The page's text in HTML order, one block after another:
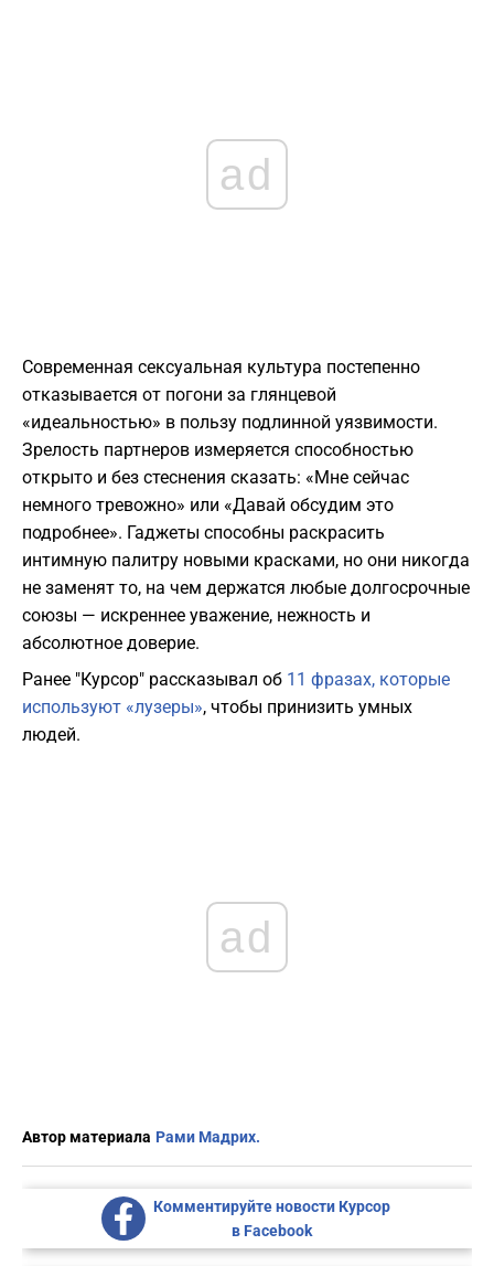
ad
Современная сексуальная культура постепенно
отказывается от погони за глянцевой
«идеальностью» в пользу подлинной уязвимости.
Зрелость партнеров измеряется способностью
открыто и без стеснения сказать: «Мне сейчас
немного тревожно» или «Давай обсудим это
подробнее». Гаджеты способны раскрасить
интимную палитру новыми красками, но они никогда
не заменят то, на чем держатся любые долгосрочные
союзы — искреннее уважение, нежность и
абсолютное доверие.
Ранее "Курсор" рассказывал об 11 фразах, которые
используют «лузеры», чтобы принизить умных
людей.
ad
Автор материала Рами Мадрих.
Комментируйте новости Курсор
в Facebook